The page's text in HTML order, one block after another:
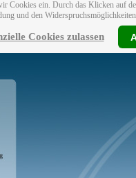
Cookies ein. Durch das Klicken auf
und den
Cookies zulassen